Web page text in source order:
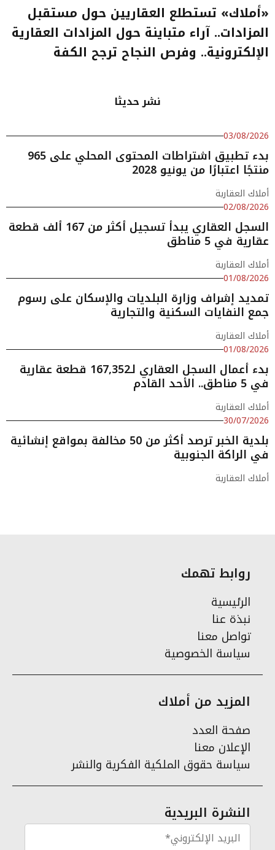
«أملاك» تستطلع العقاريين حول مستقبل
المزادات.. آراء متباينة حول المزادات العقارية
الإلكترونية.. وفرص النجاح ترجح الكفة
نشر حديثا
03/08/2026
بدء تطبيق اشتراطات المحتوى المحلي على 965
منتجًا اعتبارًا من يونيو 2028
أملاك العقارية
02/08/2026
السجل العقاري يبدأ تسجيل أكثر من 167 ألف قطعة
عقارية في 5 مناطق
أملاك العقارية
01/08/2026
تمديد إشراف وزارة البلديات والإسكان على رسوم
جمع النفايات السكنية والتجارية
أملاك العقارية
01/08/2026
بدء أعمال السجل العقاري لـ167,352 قطعة عقارية
في 5 مناطق.. الأحد القادم
أملاك العقارية
30/07/2026
بلدية الخبر ترصد أكثر من 50 مخالفة بمواقع إنشائية
في الراكة الجنوبية
أملاك العقارية
روابط تهمك
الرئيسية
نبذة عنا
تواصل معنا
سياسة الخصوصية
المزيد من أملاك
صفحة العدد
الإعلان معنا
سياسة حقوق الملكية الفكرية والنشر
النشرة البريدية